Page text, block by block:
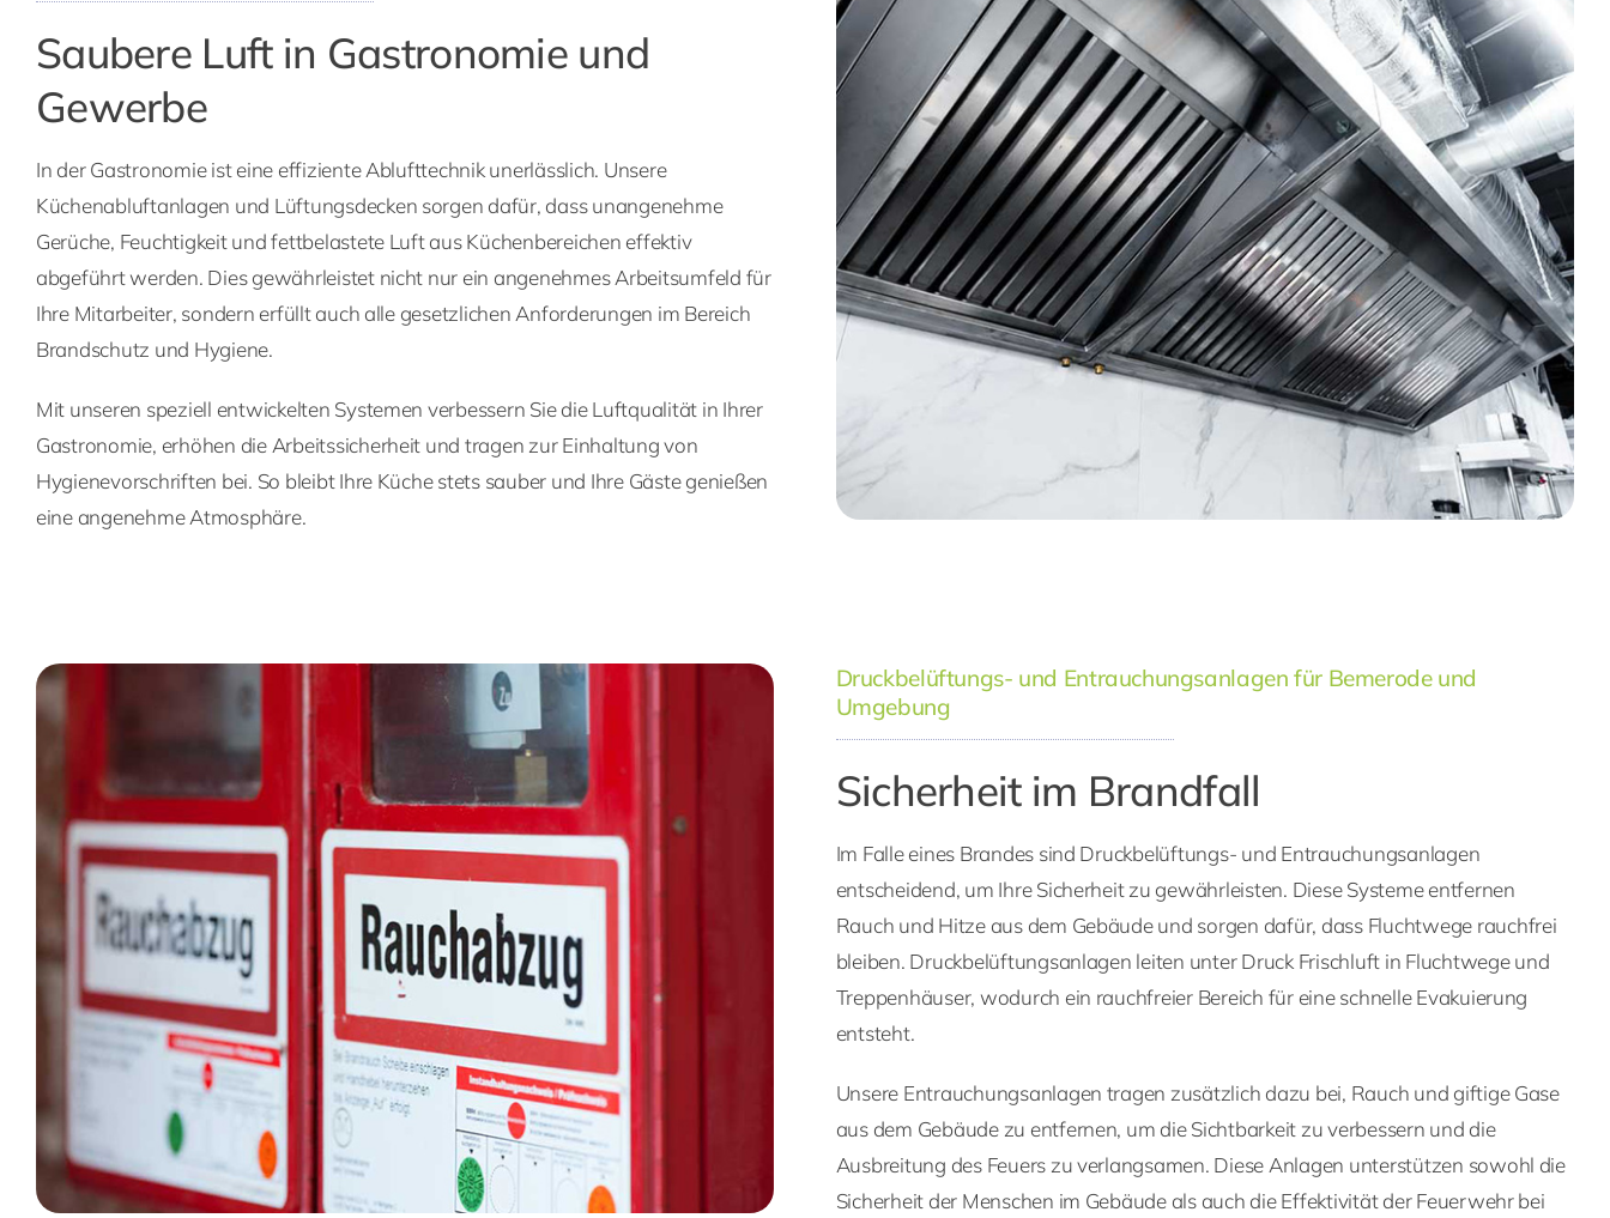
Saubere Luft in Gastronomie und
Gewerbe
In der Gastronomie ist eine effiziente Ablufttechnik unerlässlich. Unsere
Küchenabluftanlagen und Lüftungsdecken sorgen dafür, dass unangenehme
Gerüche, Feuchtigkeit und fettbelastete Luft aus Küchenbereichen effektiv
abgeführt werden. Dies gewährleistet nicht nur ein angenehmes Arbeitsumfeld für
Ihre Mitarbeiter, sondern erfüllt auch alle gesetzlichen Anforderungen im Bereich
Brandschutz und Hygiene.
Mit unseren speziell entwickelten Systemen verbessern Sie die Luftqualität in Ihrer
Gastronomie, erhöhen die Arbeitssicherheit und tragen zur Einhaltung von
Hygienevorschriften bei. So bleibt Ihre Küche stets sauber und Ihre Gäste genießen
eine angenehme Atmosphäre.
Druckbelüftungs- und Entrauchungsanlagen für Bemerode und
Umgebung
Sicherheit im Brandfall
Im Falle eines Brandes sind Druckbelüftungs- und Entrauchungsanlagen
entscheidend, um Ihre Sicherheit zu gewährleisten. Diese Systeme entfernen
Rauch und Hitze aus dem Gebäude und sorgen dafür, dass Fluchtwege rauchfrei
bleiben. Druckbelüftungsanlagen leiten unter Druck Frischluft in Fluchtwege und
Treppenhäuser, wodurch ein rauchfreier Bereich für eine schnelle Evakuierung
entsteht.
Unsere Entrauchungsanlagen tragen zusätzlich dazu bei, Rauch und giftige Gase
aus dem Gebäude zu entfernen, um die Sichtbarkeit zu verbessern und die
Ausbreitung des Feuers zu verlangsamen. Diese Anlagen unterstützen sowohl die
Sicherheit der Menschen im Gebäude als auch die Effektivität der Feuerwehr bei